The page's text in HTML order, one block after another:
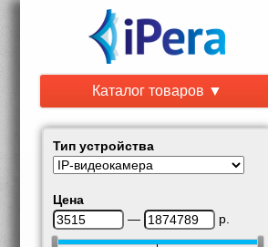
Каталог товаров ▼
Тип устройства
Цена
—
р.